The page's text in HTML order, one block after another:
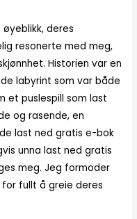
deres
resonerte med meg,
Historien var en
labyrint som var både
et puslespill som last
og rasende, en
last ned gratis e-bok
unna last ned gratis
meg. Jeg formoder
fullt å greie deres